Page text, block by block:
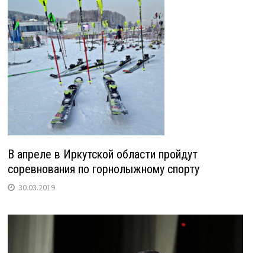
В апреле в Иркутской области пройдут
соревнования по горнолыжному спорту
30.03.2019